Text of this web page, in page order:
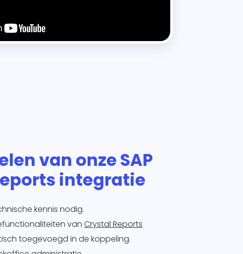
van onze SAP
integratie
kennis nodig.
van Crystal Reports
toegevoegd in de koppeling.